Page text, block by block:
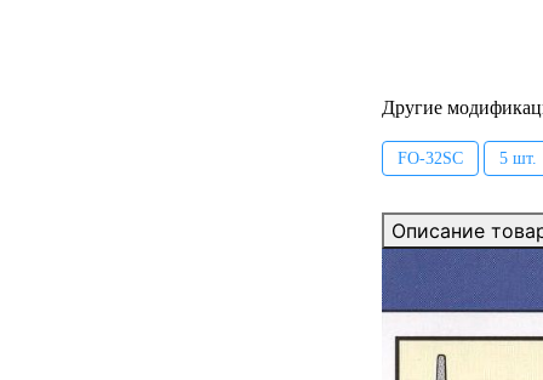
Другие
FO-32SC 5 шт.
Описание